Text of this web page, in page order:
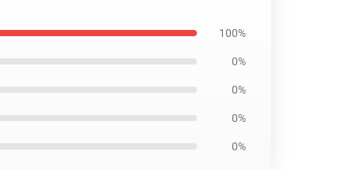
100%
0%
0%
0%
0%